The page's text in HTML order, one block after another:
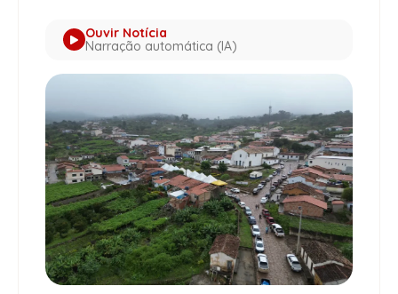
Ouvir Notícia
Narração automática (IA)